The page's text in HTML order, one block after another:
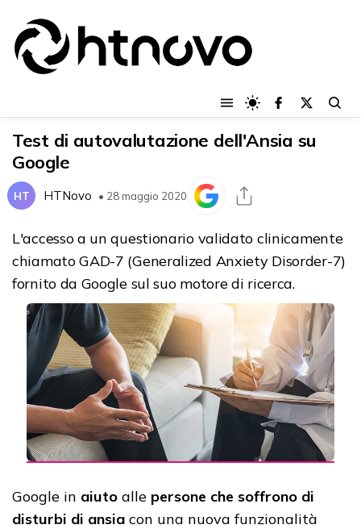
Test di autovalutazione dell'Ansia su
Google
HT HTNovo • 28 maggio 2020
L'accesso a un questionario validato clinicamente
chiamato GAD-7 (Generalized Anxiety Disorder-7)
fornito da Google sul suo motore di ricerca.
Google in aiuto alle persone che soffrono di
disturbi di ansia con una nuova funzionalità